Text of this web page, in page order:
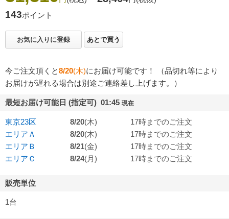
143ポイント
お気に入りに登録 あとで買う
今ご注文頂くと8/20(木)にお届け可能です！ （品切れ等により
お届けが遅れる場合は別途ご連絡差し上げます。）
最短お届け可能日 (指定可) 01:45 現在
東京23区 8/20(木)
17時までのご注文
エリアＡ
8/20(木)
17時までのご注文
エリアＢ
8/21(金)
17時までのご注文
エリアＣ
8/24(月) 17時までのご注文
販売単位
1台